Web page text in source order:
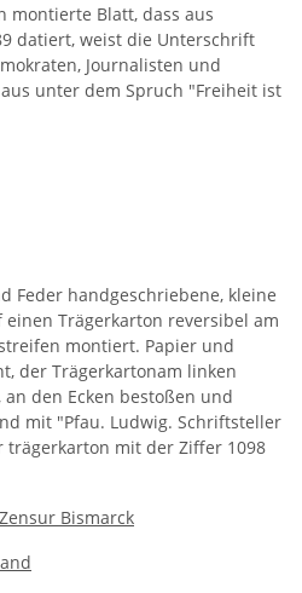
montierte Blatt, dass aus
datiert, weist die Unterschrift
Journalisten und
unter dem Spruch "Freiheit ist
Feder handgeschriebene, kleine
Trägerkarton reversibel am
montiert. Papier und
der Trägerkartonam linken
den Ecken bestoßen und
mit "Pfau. Ludwig. Schriftsteller
trägerkarton mit der Ziffer 1098
Bismarck